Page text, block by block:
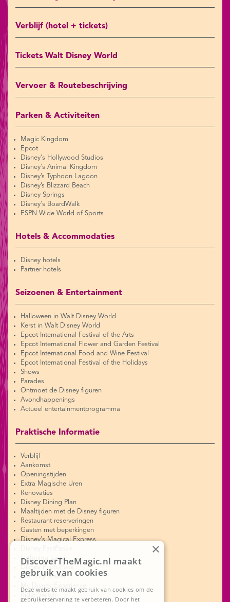
Verblijf (hotel + tickets)
Tickets Walt Disney World
Vervoer & Routebeschrijving
Parken & Activiteiten
Magic Kingdom
Epcot
Disney's Hollywood Studios
Disney's Animal Kingdom
Disney’s Typhoon Lagoon
Disney’s Blizzard Beach
Disney Springs
Disney's BoardWalk
ESPN Wide World of Sports
Hotels & Accommodaties
Disney hotels
Partner hotels
Seizoenen & Entertainment
Halloween in Walt Disney World
Kerst in Walt Disney World
Epcot International Festival of the Arts
Epcot International Flower and Garden Festival
Epcot International Food and Wine Festival
Epcot International Festival of the Holidays
Shows
Parades
Ontmoet de Disney figuren
Avondhappenings
Actueel entertainmentprogramma
Praktische Informatie
Verblijf
Aankomst
Openingstijden
Extra Magische Uren
Renovaties
Disney Dining Plan
Maaltijden met de Disney figuren
Restaurant reserveringen
Gasten met beperkingen
Disney's Magical Express
Lightning Lane
Memory Maker
DiscoverTheMagic.nl maakt
gebruik van cookies
Deze website maakt gebruik van cookies om de
gebruikerservaring te verbeteren. Door het
×